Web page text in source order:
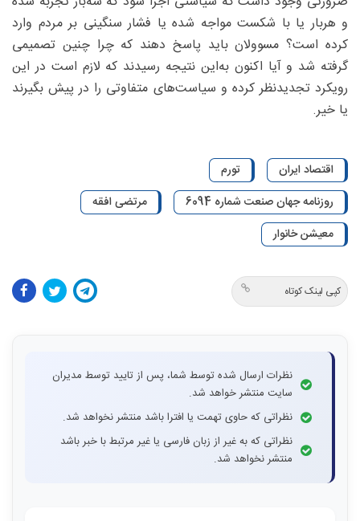
و هربار یا با شکست مواجه شده یا فشار سنگینی بر مردم وارد
کرده است؟ مسوولان باید پاسخ دهند که چرا چنین تصمیمی
گرفته شد و آیا اکنون به‌این نتیجه رسیدند که لازم است در این
رویکرد تجدیدنظر کرده و سیاست‌های متفاوتی را در پیش بگیرند
یا خیر.
اقتصاد ایران
تورم
روزنامه جهان صنعت شماره 6094
مرتضی افقه
معیشن خانوار
کپی لینک کوتاه
نظرات ارسال شده توسط شما، پس از تایید توسط مدیران
سایت منتشر خواهد شد.
نظراتی که حاوی تهمت یا افترا باشد منتشر نخواهد شد.
نظراتی که به غیر از زبان فارسی یا غیر مرتبط با خبر باشد
منتشر نخواهد شد.